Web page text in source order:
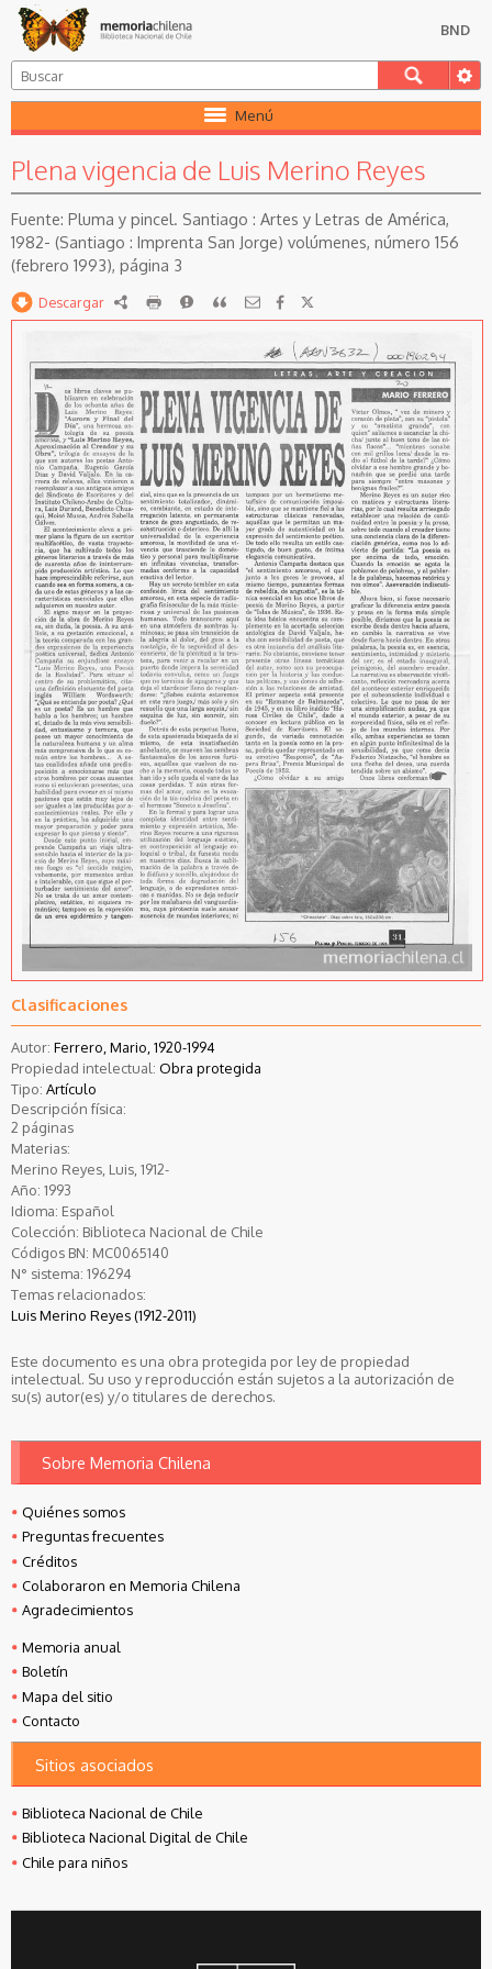
BND
Menú
Plena vigencia de Luis Merino Reyes
Pluma y pincel. Santiago : Artes y Letras de América,
1982- (Santiago : Imprenta San Jorge) volúmenes, número 156
(febrero 1993), página 3
Descargar RDF imprimirReportarCitar
Clasificaciones
Autor: Ferrero, Mario, 1920-1994
Propiedad intelectual: Obra protegida
Tipo: Artículo
Descripción física:
2 páginas
Materias:
Merino Reyes, Luis, 1912-
Año: 1993
Idioma: Español
Colección: Biblioteca Nacional de Chile
Códigos BN: MC0065140
N° sistema: 196294
Temas relacionados:
Luis Merino Reyes (1912-2011)
Este documento es una obra protegida por ley de propiedad
intelectual. Su uso y reproducción están sujetos a la autorización de
su(s) autor(es) y/o titulares de derechos.
Sobre Memoria Chilena
Quiénes somos
Preguntas frecuentes
Créditos
Colaboraron en Memoria Chilena
Agradecimientos
Memoria anual
Boletín
Mapa del sitio
Contacto
Sitios asociados
Biblioteca Nacional de Chile
Biblioteca Nacional Digital de Chile
Chile para niños